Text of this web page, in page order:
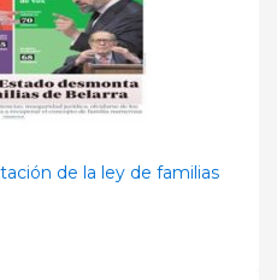
de la ley de familias